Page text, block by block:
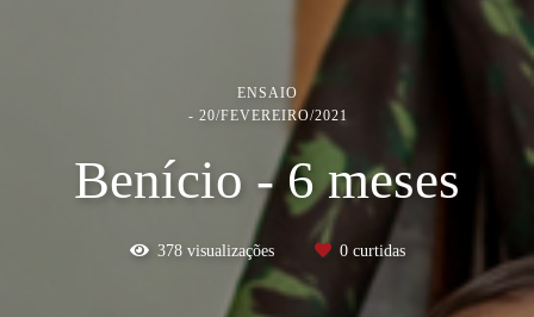
ENSAIO
20/FEVEREIRO/2021
Benício - 6 meses
378visualizações 0curtidas